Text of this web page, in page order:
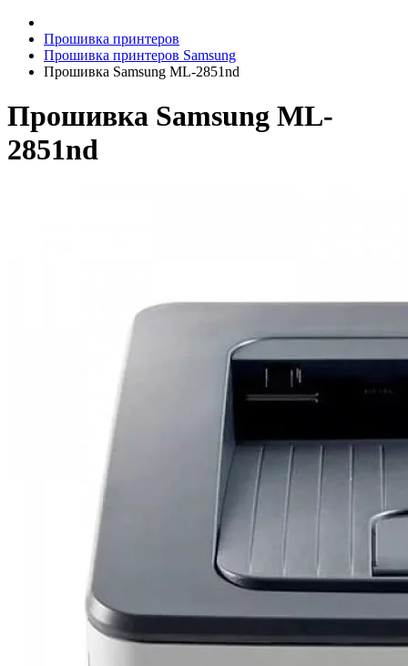
Прошивка принтеров
Прошивка принтеров Samsung
Прошивка Samsung ML-2851nd
Прошивка Samsung ML-
2851nd